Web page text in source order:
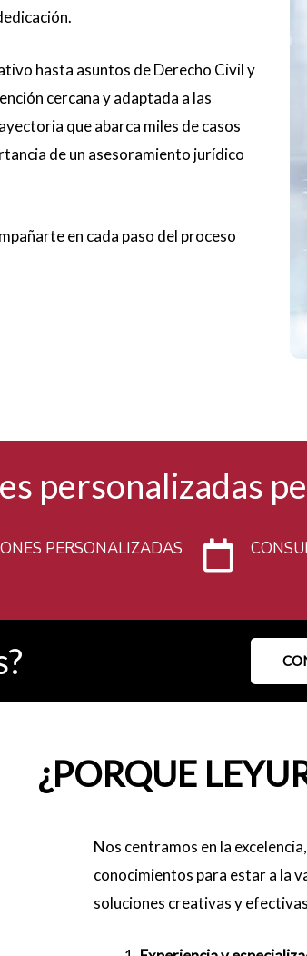
hasta asuntos de Derecho Civil y
cercana y adaptada a las
que abarca miles de casos
de un asesoramiento jurídico
en cada paso del proceso
personalizadas
PERSONALIZADAS
¿PORQUE
Nos centramos en la
conocimientos para estar a la
soluciones creativas y